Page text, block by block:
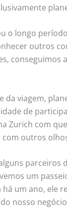
o longo
outros
da viagem,
de
Zurich com
outros
parceiros
um
um ano,
nosso